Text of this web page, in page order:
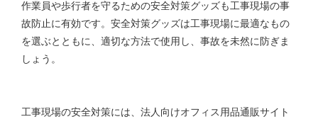
作業員や歩行者を守るための安全対策グッズも工事現場の事
故防止に有効です。安全対策グッズは工事現場に最適なもの
を選ぶとともに、適切な方法で使用し、事故を未然に防ぎま
しょう。
工事現場の安全対策には、法人向けオフィス用品通販サイト